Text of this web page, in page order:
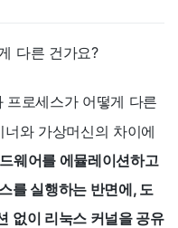
다른 건가요?
프로세스가 어떻게 다른
와 가상머신의 차이에
웨어를 에뮬레이션하고
를 실행하는 반면에, 도
없이 리눅스 커널을 공유